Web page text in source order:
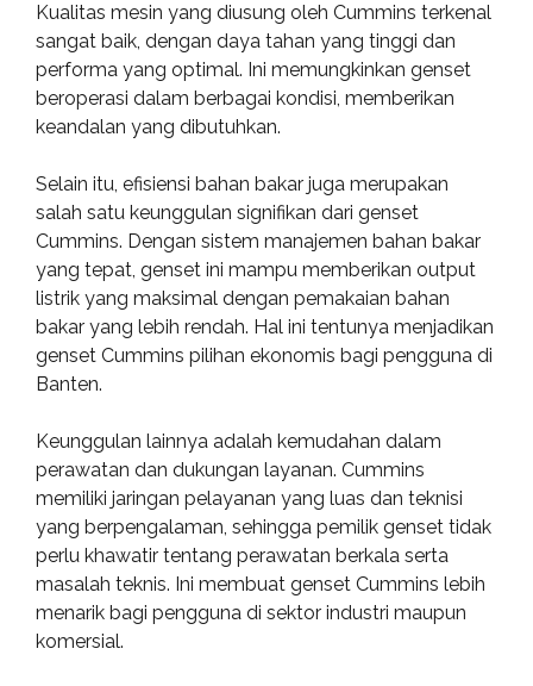
Kualitas mesin yang diusung oleh Cummins terkenal
sangat baik, dengan daya tahan yang tinggi dan
performa yang optimal. Ini memungkinkan genset
beroperasi dalam berbagai kondisi, memberikan
keandalan yang dibutuhkan.
Selain itu, efisiensi bahan bakar juga merupakan
salah satu keunggulan signifikan dari genset
Cummins. Dengan sistem manajemen bahan bakar
yang tepat, genset ini mampu memberikan output
listrik yang maksimal dengan pemakaian bahan
bakar yang lebih rendah. Hal ini tentunya menjadikan
genset Cummins pilihan ekonomis bagi pengguna di
Banten.
Keunggulan lainnya adalah kemudahan dalam
perawatan dan dukungan layanan. Cummins
memiliki jaringan pelayanan yang luas dan teknisi
yang berpengalaman, sehingga pemilik genset tidak
perlu khawatir tentang perawatan berkala serta
masalah teknis. Ini membuat genset Cummins lebih
menarik bagi pengguna di sektor industri maupun
komersial.